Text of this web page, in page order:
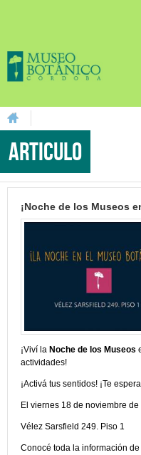
You are here
Articulo
¡Noche de los Museos
¡Viví la Noche de los Museos
actividades!
¡Activá tus sentidos! ¡Te
El viernes 18 de noviembre
Vélez Sarsfield 249. Piso 1
Conocé toda la información